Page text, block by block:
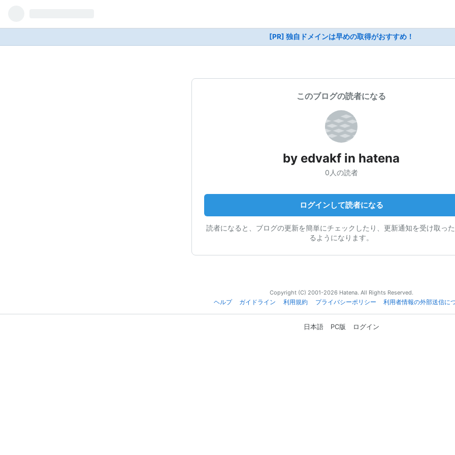
[PR] 独自ドメインは早めの取得がおすすめ！
このブログの読者になる
by edvakf in hatena
0人の読者
ログインして読者になる
読者になると、ブログの更新を簡単にチェックしたり、更新通知を受け取っ
るようになります。
Copyright (C) 2001-2026 Hatena. All Rights Reserved.
ヘルプ
ガイドライン 利用規約 プライバシーポリシー 利用者情報の外部送信に
日本語 PC版 ログイン